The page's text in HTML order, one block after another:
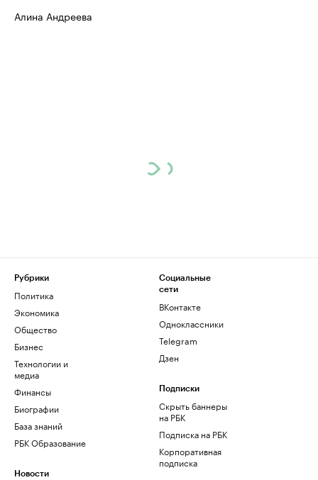
Алина Андреева
Рубрики
Политика
Экономика
Общество
Бизнес
Технологии и
медиа
Финансы
Биографии
База знаний
РБК Образование
Новости
Социальные
сети
ВКонтакте
Одноклассники
Telegram
Дзен
Подписки
Скрыть баннеры
на РБК
Подписка на РБК
Корпоративная
подписка